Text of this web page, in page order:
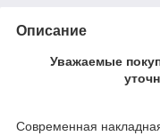
Описание
Уважаемые
Современная